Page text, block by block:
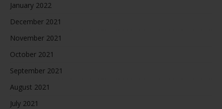
January 2022
December 2021
November 2021
October 2021
September 2021
August 2021
July 2021